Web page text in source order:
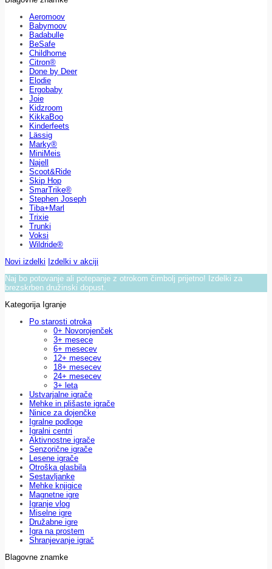
Aeromoov
Babymoov
Badabulle
BeSafe
Childhome
Citron®
Done by Deer
Elodie
Ergobaby
Joie
Kidzroom
KikkaBoo
Kinderfeets
Lässig
Marky®
MiniMeis
Najell
Scoot&Ride
Skip Hop
SmarTrike®
Stephen Joseph
Tiba+Marl
Trixie
Trunki
Voksi
Wildride®
Novi izdelki Izdelki v akciji
Naj bo potovanje ali potepanje z otrokom čimbolj prijetno! Izdelki za
brezskrben družinski dopust.
Kategorija Igranje
Po starosti otroka
0+ Novorojenček
3+ mesece
6+ mesecev
12+ mesecev
18+ mesecev
24+ mesecev
3+ leta
Ustvarjalne igrače
Mehke in plišaste igrače
Ninice za dojenčke
Igralne podloge
Igralni centri
Aktivnostne igrače
Senzorične igrače
Lesene igrače
Otroška glasbila
Sestavljanke
Mehke knjigice
Magnetne igre
Igranje vlog
Miselne igre
Družabne igre
Igra na prostem
Shranjevanje igrač
Blagovne znamke